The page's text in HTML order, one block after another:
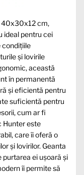
40x30x12 cm,
ideal pentru cei
condițiile
și lovirile
această
în permanentă
și eficientă pentru
suficientă pentru
cum ar fi
Hunter este
care îi oferă o
și lovirilor. Geanta
ei ușoară și
îi permite să